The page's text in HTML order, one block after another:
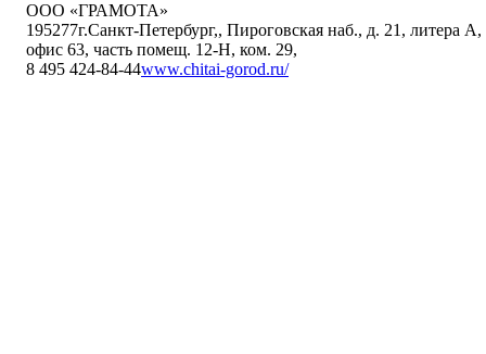
ООО «ГРАМОТА»
195277г.Санкт-Петербург,, Пироговская наб., д. 21, литера А,
офис 63, часть помещ. 12-Н, ком. 29,
8 495 424-84-44www.chitai-gorod.ru/